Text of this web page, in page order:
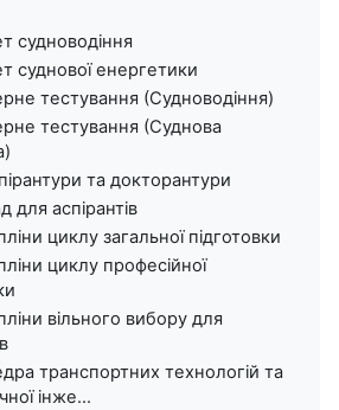
судноводіння
суднової енергетики
тестування (Судноводіння)
тестування (Суднова
та докторантури
для аспірантів
циклу загальної підготовки
циклу професійної
вільного вибору для
транспортних технологій та
інже...